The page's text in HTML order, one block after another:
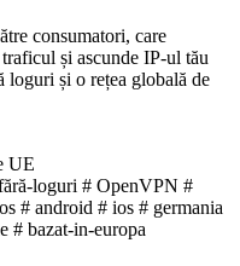
consumatori, care
și ascunde IP-ul tău
loguri și o rețea globală de
UE
loguri # OpenVPN #
# android # ios # germania
# bazat-in-europa